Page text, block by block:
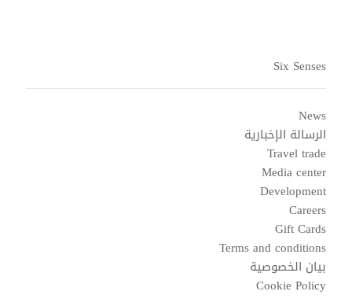
Six Senses
News
الرسالة الإخبارية
Travel trade
Media center
Development
Careers
Gift Cards
Terms and conditions
بيان الخصوصية
Cookie Policy